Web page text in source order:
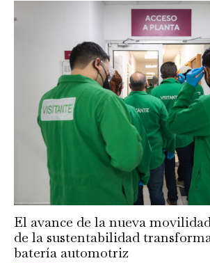
El avance de la nueva
de la sustentabilidad
batería automotriz